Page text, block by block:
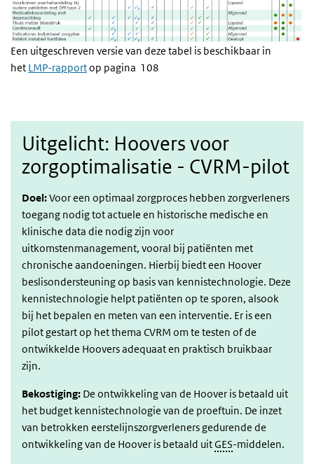
Een uitgeschreven versie van deze tabel is beschikbaar in
het LMP-rapportop pagina 108
Uitgelicht: Hoovers voor
zorgoptimalisatie - CVRM-pilot
Doel:Voor een optimaal zorgproces hebben zorgverleners
toegang nodig tot actuele en historische medische en
klinische data die nodig zijn voor
uitkomstenmanagement, vooral bij patiënten met
chronische aandoeningen. Hierbij biedt een Hoover
beslisondersteuning op basis van kennistechnologie. Deze
kennistechnologie helpt patiënten op te sporen, alsook
bij het bepalen en meten van een interventie. Er is een
pilot gestart op het thema CVRM om te testen of de
ontwikkelde Hoovers adequaat en praktisch bruikbaar
zijn.
Bekostiging: De ontwikkeling van de Hoover is betaald uit
het budget kennistechnologie van de proeftuin. De inzet
van betrokken eerstelijnszorgverleners gedurende de
ontwikkeling van de Hoover is betaald uitGES-middelen.